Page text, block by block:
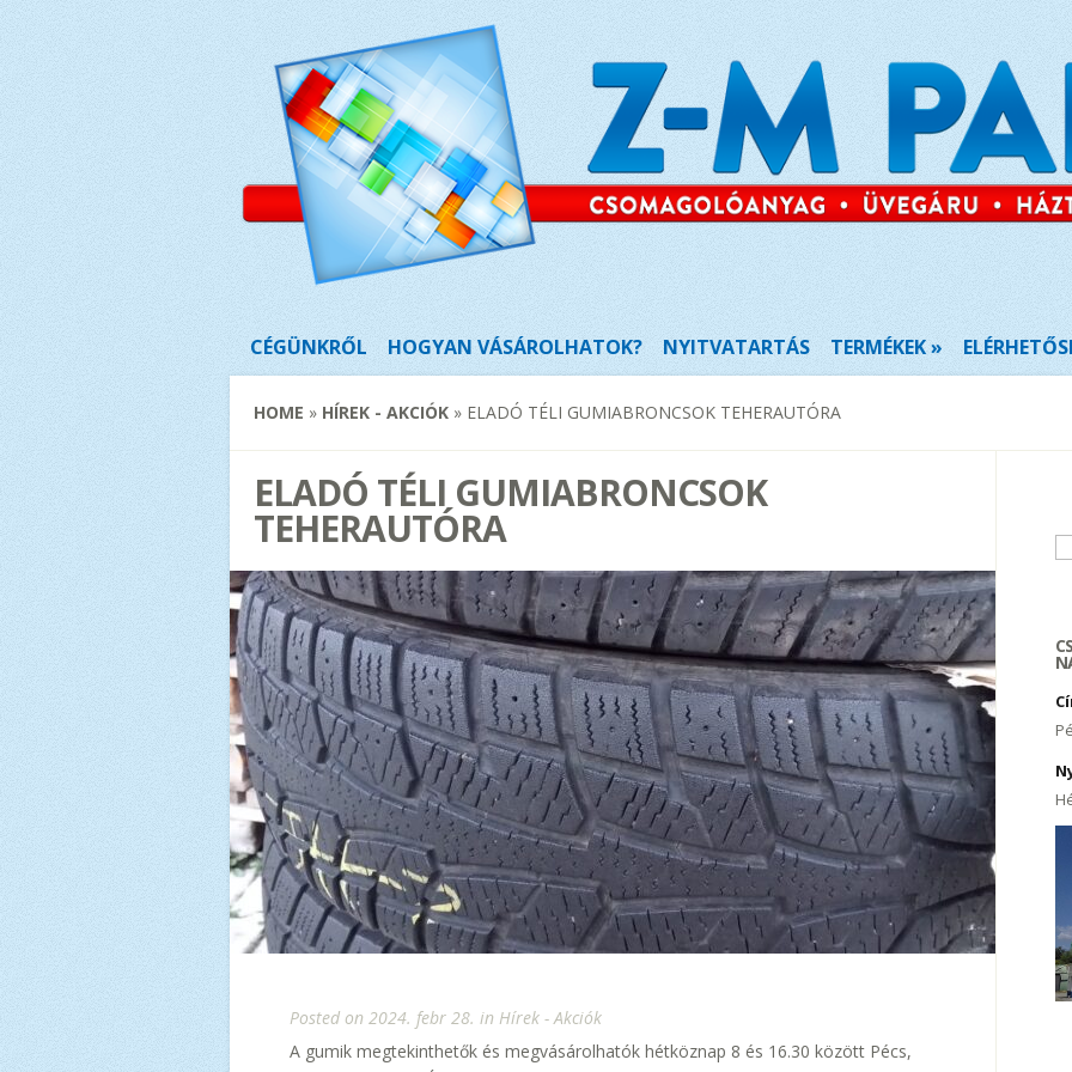
CÉGÜNKRŐL HOGYAN VÁSÁROLHATOK? NYITVATARTÁS TERMÉKEK
HOME » HÍREK - AKCIÓK » ELADÓ TÉLI GUMIABRONCSOK TEHERAUTÓRA
ELADÓ TÉLI GUMIABRONCSOK
TEHERAUTÓRA
Posted on 2024. febr 28. in Hírek - Akciók
A gumik megtekinthetők és megvásárolhatók hétköznap 8 és 16.30 között Pécs,